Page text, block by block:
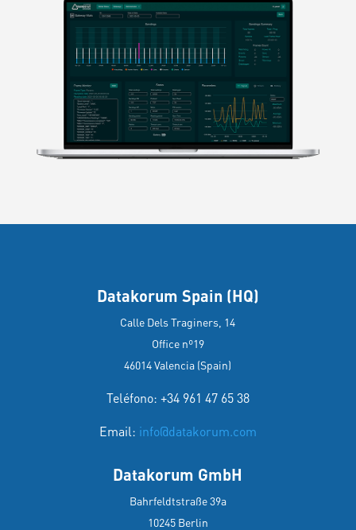
Datakorum Spain (HQ)
Calle Dels Traginers, 14
Office nº19
46014 Valencia (Spain)
Teléfono: +34 961 47 65 38
Email: info@datakorum.com
Datakorum GmbH
Bahrfeldtstraße 39a
10245 Berlin